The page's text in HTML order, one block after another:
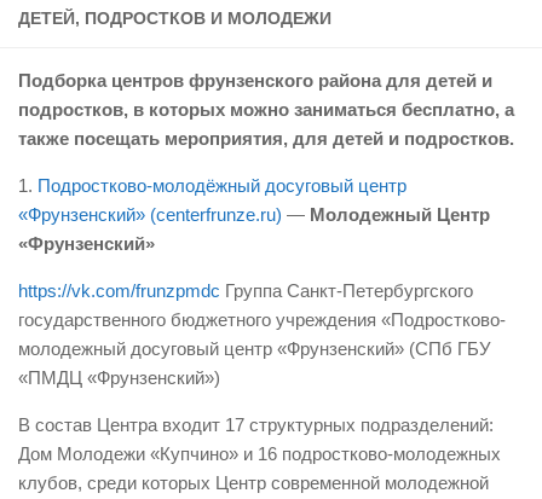
ДЕТЕЙ, ПОДРОСТКОВ И МОЛОДЕЖИ
Подборка центров фрунзенского района для детей и
подростков, в которых можно заниматься бесплатно, а
также посещать мероприятия, для детей и подростков.
1. Подростково-молодёжный досуговый центр
«Фрунзенский» (centerfrunze.ru) — Молодежный Центр
«Фрунзенский»
https://vk.com/frunzpmdc Группа Санкт-Петербургского
государственного бюджетного учреждения «Подростково-
молодежный досуговый центр «Фрунзенский» (СПб ГБУ
«ПМДЦ «Фрунзенский»)
В состав Центра входит 17 структурных подразделений:
Дом Молодежи «Купчино» и 16 подростково-молодежных
клубов, среди которых Центр современной молодежной